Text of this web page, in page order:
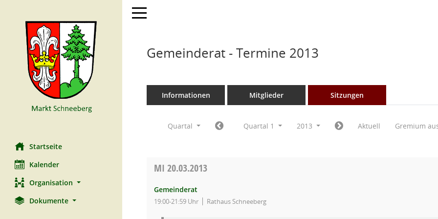
Startseite
Kalender
Organisation
Dokumente
Toggle navigation
Gemeinderat - Termine 2013
Informationen Mitglieder Sitzungen
Quartal Quartal 1 2013 Aktuell Gremium
MI 20.03.2013
Gemeinderat
19:00-21:59 Uhr Rathaus Schneeberg